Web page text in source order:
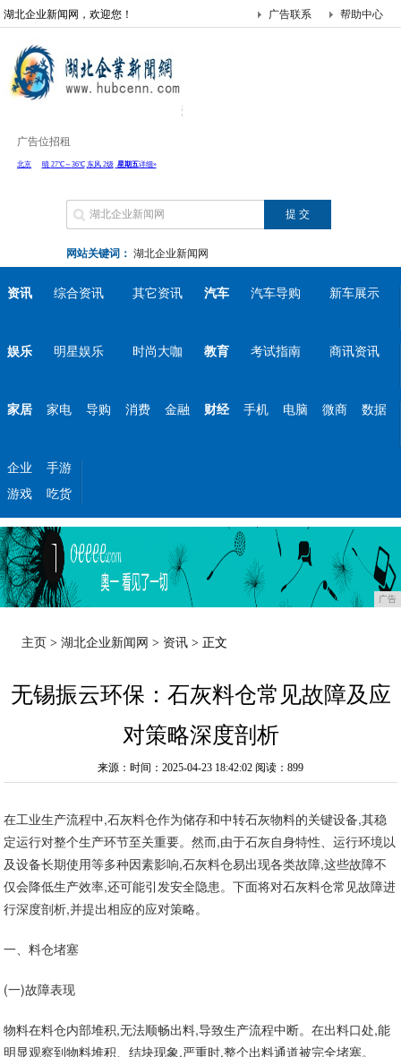
湖北企业新闻网，欢迎您！ 帮助中心
广告联系
广告位招租
网站关键词： 湖北企业新闻网
资讯 综合资讯 其它资讯 汽车 汽车导购 新车展示
娱乐 明星娱乐 时尚大咖 教育 考试指南 商讯资讯
家居 家电 导购 消费 金融 财经 手机 电脑 微商 数据
企业
手游
游戏
吃货
广告
主页 >湖北企业新闻网 > 资讯 > 正文
无锡振云环保：石灰料仓常见故障及应
对策略深度剖析
来源：时间：2025-04-23 18:42:02 阅读：899
在工业生产流程中,石灰料仓作为储存和中转石灰物料的关键设备,其稳
定运行对整个生产环节至关重要。然而,由于石灰自身特性、运行环境以
及设备长期使用等多种因素影响,石灰料仓易出现各类故障,这些故障不
仅会降低生产效率,还可能引发安全隐患。下面将对石灰料仓常见故障进
行深度剖析,并提出相应的应对策略。
一、料仓堵塞
(一)故障表现
物料在料仓内部堆积,无法顺畅出料,导致生产流程中断。在出料口处,能
明显观察到物料堆积、结块现象,严重时,整个出料通道被完全堵塞。